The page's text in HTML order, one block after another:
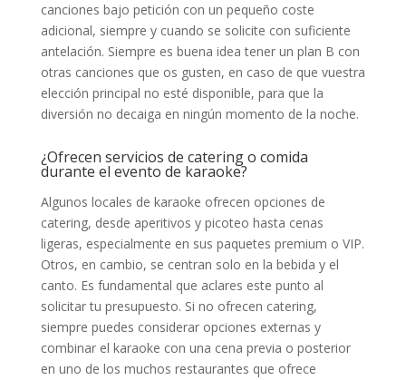
canciones bajo petición con un pequeño coste
adicional, siempre y cuando se solicite con suficiente
antelación. Siempre es buena idea tener un plan B con
otras canciones que os gusten, en caso de que vuestra
elección principal no esté disponible, para que la
diversión no decaiga en ningún momento de la noche.
¿Ofrecen servicios de catering o comida
durante el evento de karaoke?
Algunos locales de karaoke ofrecen opciones de
catering, desde aperitivos y picoteo hasta cenas
ligeras, especialmente en sus paquetes premium o VIP.
Otros, en cambio, se centran solo en la bebida y el
canto. Es fundamental que aclares este punto al
solicitar tu presupuesto. Si no ofrecen catering,
siempre puedes considerar opciones externas y
combinar el karaoke con una cena previa o posterior
en uno de los muchos restaurantes que ofrece